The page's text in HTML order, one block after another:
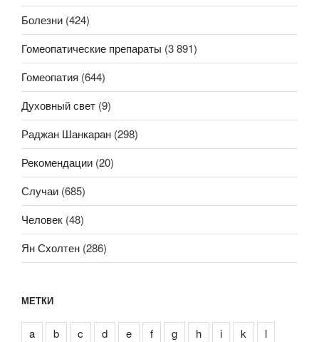
Болезни (424)
Гомеопатические препараты (3 891)
Гомеопатия (644)
Духовный свет (9)
Раджан Шанкаран (298)
Рекомендации (20)
Случаи (685)
Человек (48)
Ян Схолтен (286)
МЕТКИ
a b c d e f g h i k
l